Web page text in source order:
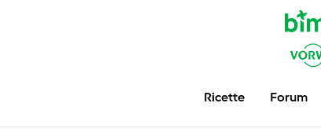
Ricette Forum